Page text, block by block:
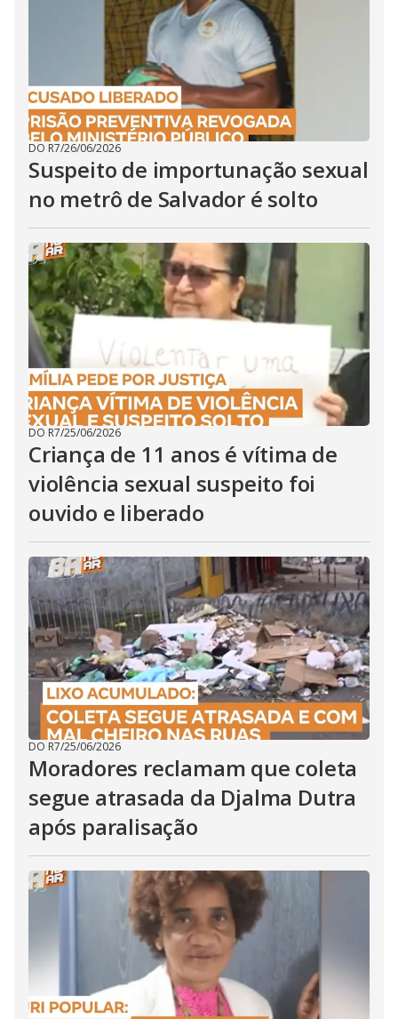
DO R7/26/06/2026
Suspeito de importunação sexual
no metrô de Salvador é solto
DO R7/25/06/2026
Criança de 11 anos é vítima de
violência sexual suspeito foi
ouvido e liberado
DO R7/25/06/2026
Moradores reclamam que coleta
segue atrasada da Djalma Dutra
após paralisação